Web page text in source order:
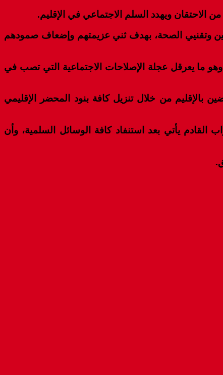
الاحتقان ويهدد السلم الاجتماعي في الإقليم.
وتقنيي الصحة، بهدف ثني عزيمتهم وإضعاف صمودهم
وهو ما يعرقل عجلة الإصلاحات الاجتماعية التي تصب في
بالإقليم من خلال تنزيل كافة بنود المحضر الإقليمي
يأتي بعد استنفاد كافة الوسائل السلمية، وأن